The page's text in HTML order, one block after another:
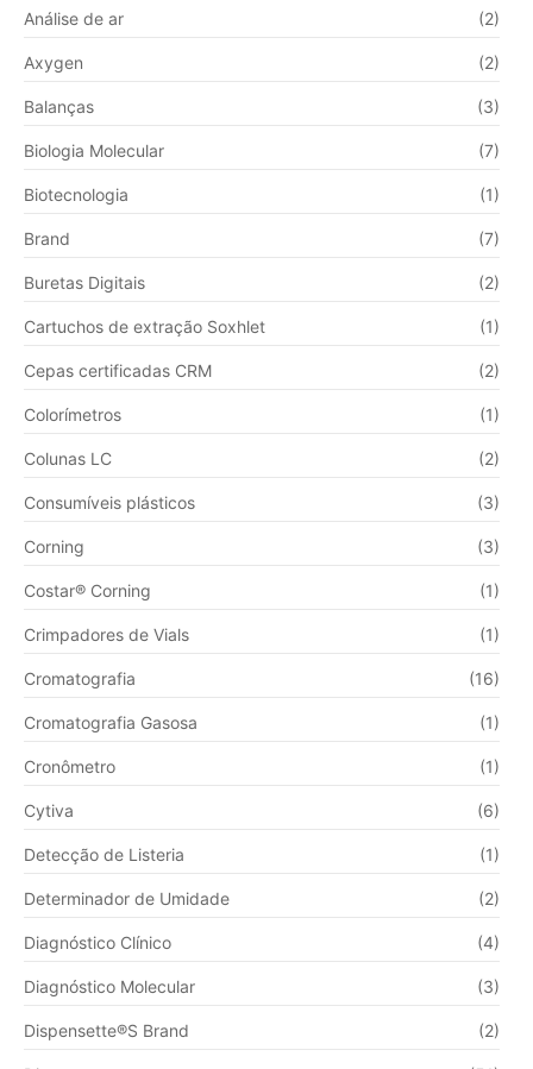
Análise de ar (2)
Axygen (2)
Balanças (3)
Biologia Molecular (7)
Biotecnologia (1)
Brand (7)
Buretas Digitais (2)
Cartuchos de extração Soxhlet (1)
Cepas certificadas CRM (2)
Colorímetros (1)
Colunas LC (2)
Consumíveis plásticos (3)
Corning (3)
Costar® Corning (1)
Crimpadores de Vials (1)
Cromatografia (16)
Cromatografia Gasosa (1)
Cronômetro (1)
Cytiva (6)
Detecção de Listeria (1)
Determinador de Umidade (2)
Diagnóstico Clínico (4)
Diagnóstico Molecular (3)
Dispensette®S Brand (2)